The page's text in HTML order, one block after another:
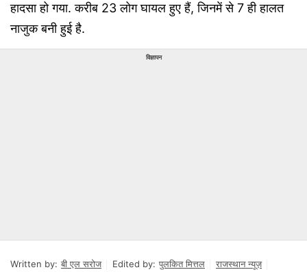
हादसा हो गया. करीब 23 लोग घायल हुए हैं, जिनमें से 7 ही हालत
नाजुक बनी हुई है.
विज्ञापन
Written by: बी एल सरोज Edited by: पुलकित मित्तल
राजस्थान न्यूज़